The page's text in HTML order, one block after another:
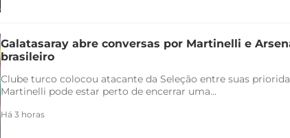
Galatasaray abre conversas por Martinelli e
brasileiro
Clube turco colocou atacante da Seleção entre suas
Martinelli pode estar perto de encerrar uma...
Há 3 horas